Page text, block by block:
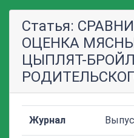
Статья:
ОЦЕНКА
ЦЫПЛЯТ-
Журнал